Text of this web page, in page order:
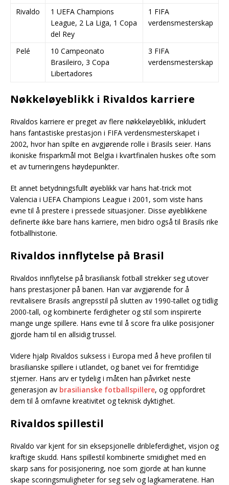
Rivaldo
1 UEFA Champions
League, 2 La Liga, 1 Copa
del Rey
1 FIFA
verdensmesterskap
Pelé
10 Campeonato
Brasileiro, 3 Copa
Libertadores
3 FIFA
verdensmesterskap
Nøkkeløyeblikk i Rivaldos karriere
Rivaldos karriere er preget av flere nøkkeløyeblikk, inkludert
hans fantastiske prestasjon i FIFA verdensmesterskapet i
2002, hvor han spilte en avgjørende rolle i Brasils seier. Hans
ikoniske frisparkmål mot Belgia i kvartfinalen huskes ofte som
et av turneringens høydepunkter.
Et annet betydningsfullt øyeblikk var hans hat-trick mot
Valencia i UEFA Champions League i 2001, som viste hans
evne til å prestere i pressede situasjoner. Disse øyeblikkene
definerte ikke bare hans karriere, men bidro også til Brasils rike
fotballhistorie.
Rivaldos innflytelse på Brasil
Rivaldos innflytelse på brasiliansk fotball strekker seg utover
hans prestasjoner på banen. Han var avgjørende for å
revitalisere Brasils angrepsstil på slutten av 1990-tallet og tidlig
2000-tall, og kombinerte ferdigheter og stil som inspirerte
mange unge spillere. Hans evne til å score fra ulike posisjoner
gjorde ham til en allsidig trussel.
Videre hjalp Rivaldos suksess i Europa med å heve profilen til
brasilianske spillere i utlandet, og banet vei for fremtidige
stjerner. Hans arv er tydelig i måten han påvirket neste
generasjon av brasilianske fotballspillere, og oppfordret
dem til å omfavne kreativitet og teknisk dyktighet.
Rivaldos spillestil
Rivaldo var kjent for sin eksepsjonelle dribleferdighet, visjon og
kraftige skudd. Hans spillestil kombinerte smidighet med en
skarp sans for posisjonering, noe som gjorde at han kunne
skape scoringsmuligheter for seg selv og lagkameratene. Han